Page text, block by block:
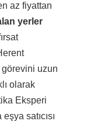
az fiyattan
yerler
görevini uzun
olarak
Eksperi
satıcısı